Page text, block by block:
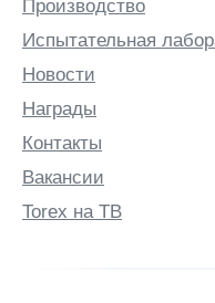
Производство
Испытательная
Новости
Награды
Контакты
Вакансии
Torex на ТВ